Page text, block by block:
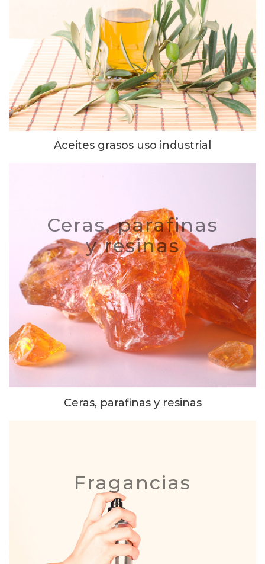
Aceites grasos uso industrial
Ceras, parafinas
y resinas
Ceras, parafinas y resinas
Fragancias